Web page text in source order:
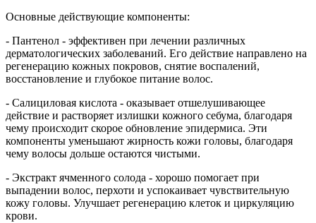
Основные действующие компоненты:
- Пантенол - эффективен при лечении различных
дерматологических заболеваний. Его действие направлено на
регенерацию кожных покровов, снятие воспалений,
восстановление и глубокое питание волос.
- Салициловая кислота - оказывает отшелушивающее
действие и растворяет излишки кожного себума, благодаря
чему происходит скорое обновление эпидермиса. Эти
компоненты уменьшают жирность кожи головы, благодаря
чему волосы дольше остаются чистыми.
- Экстракт ячменного солода - хорошо помогает при
выпадении волос, перхоти и успокаивает чувствительную
кожу головы. Улучшает регенерацию клеток и циркуляцию
крови.